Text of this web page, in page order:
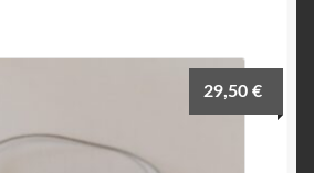
29,50€